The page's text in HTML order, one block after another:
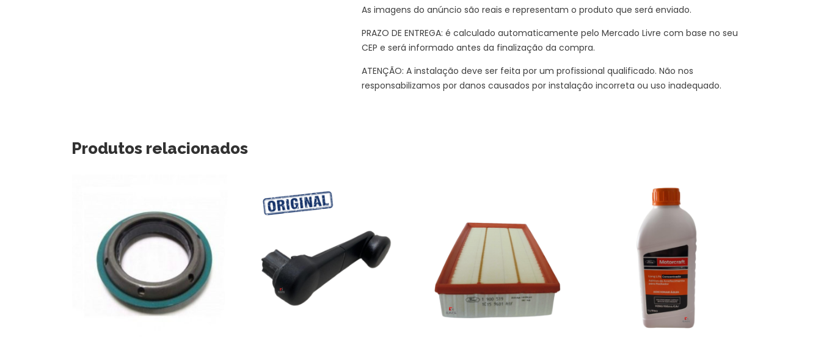
As imagens do anúncio são reais e representam o produto que será enviado.
PRAZO DE ENTREGA: é calculado automaticamente pelo Mercado Livre com base no seu
CEP e será informado antes da finalização da compra.
ATENÇÃO: A instalação deve ser feita por um profissional qualificado. Não nos
responsabilizamos por danos causados por instalação incorreta ou uso inadequado.
Produtos relacionados